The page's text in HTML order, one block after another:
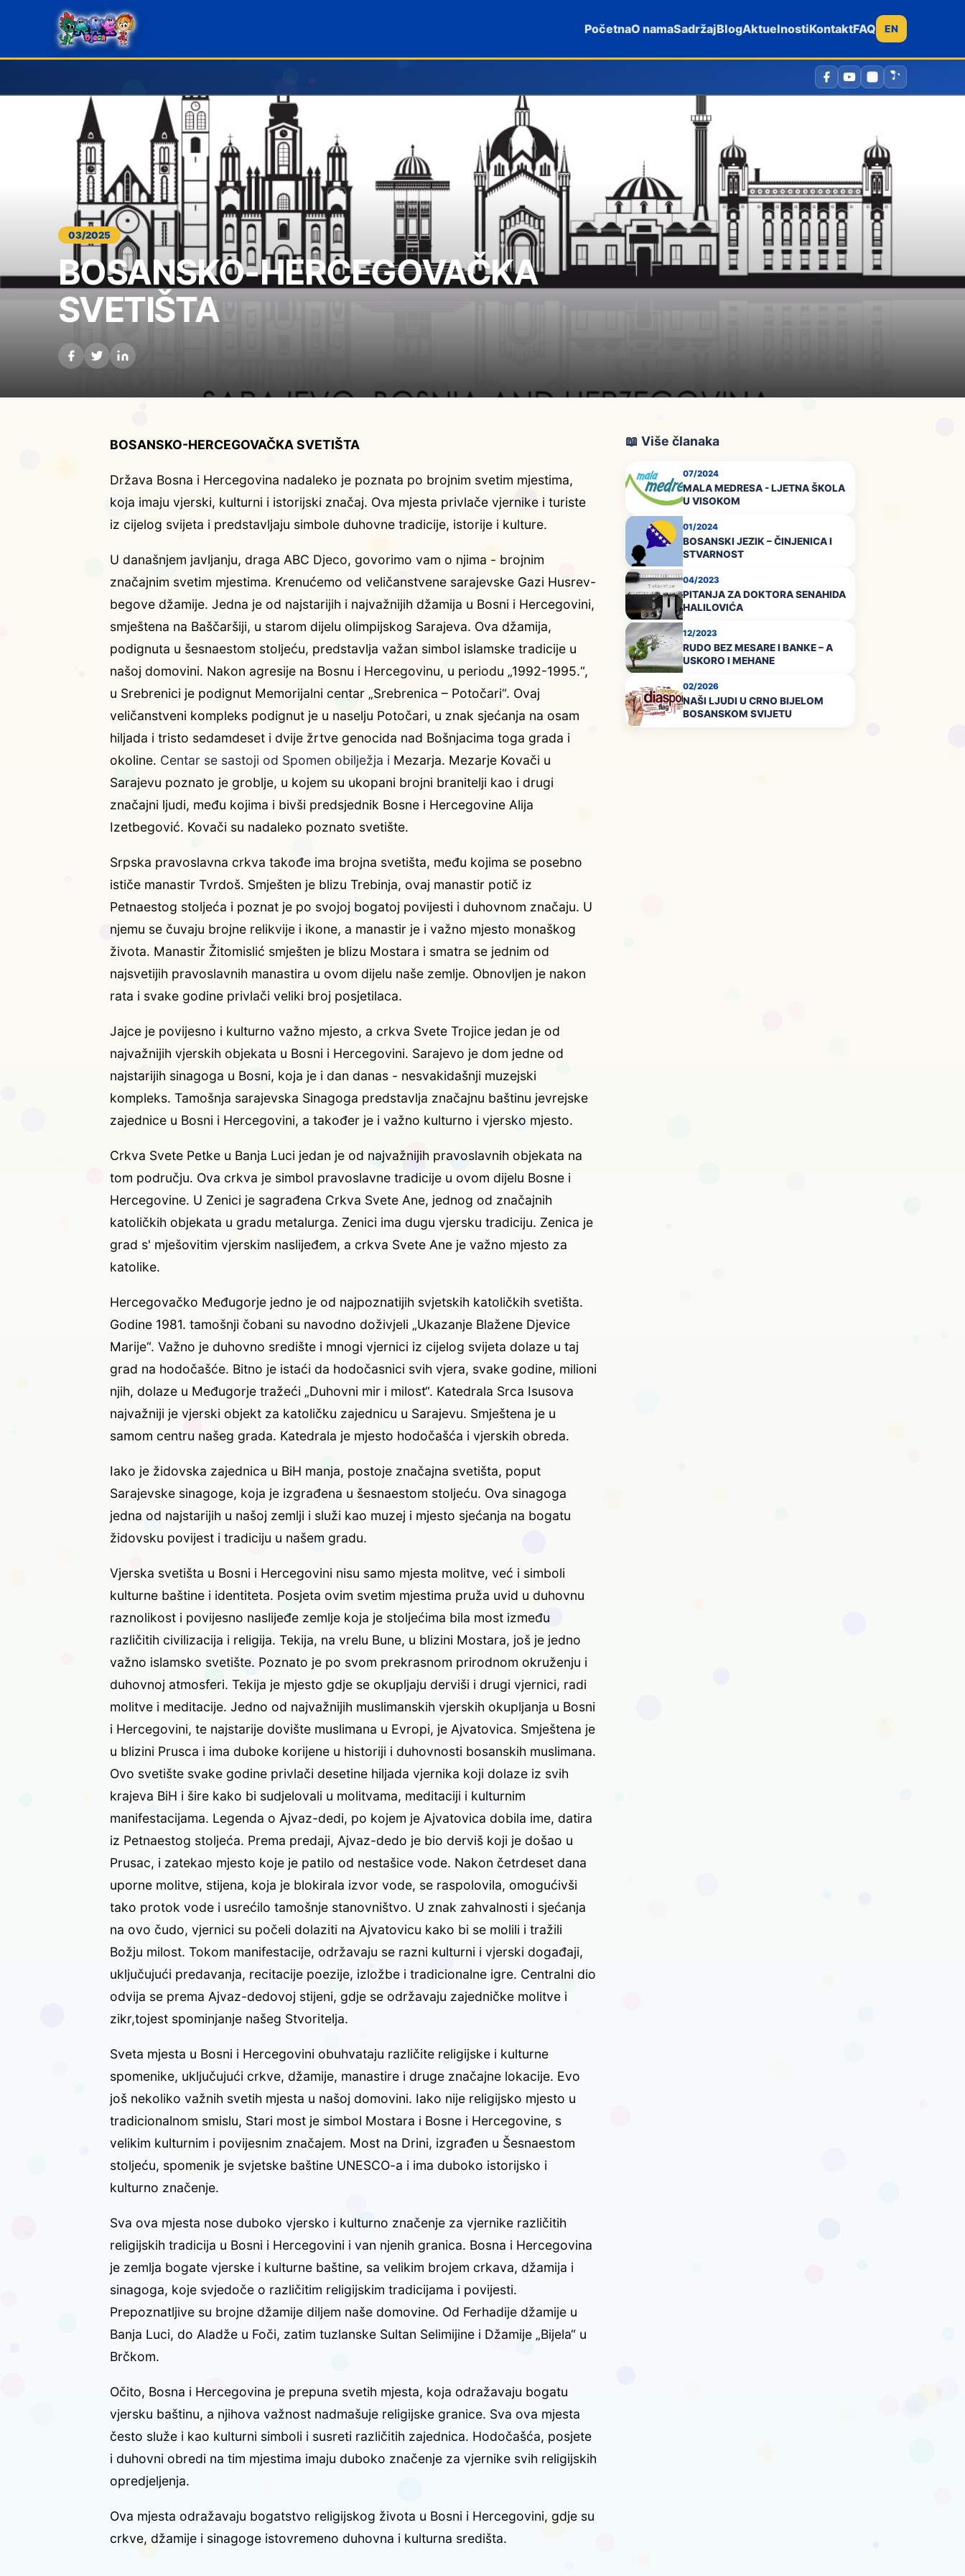
PočetnaO namaSadržajBlogAktuelnostiKontaktFAQ EN
03/2025
BOSANSKO-HERCEGOVAČKA
SVETIŠTA
BOSANSKO-HERCEGOVAČKA SVETIŠTA
Država Bosna i Hercegovina nadaleko je poznata po brojnim svetim mjestima,
koja imaju vjerski, kulturni i istorijski značaj. Ova mjesta privlače vjernike i turiste
iz cijelog svijeta i predstavljaju simbole duhovne tradicije, istorije i kulture.
U današnjem javljanju, draga ABC Djeco, govorimo vam o njima - brojnim
značajnim svetim mjestima. Krenućemo od veličanstvene sarajevske Gazi Husrev-
begove džamije. Jedna je od najstarijih i najvažnijih džamija u Bosni i Hercegovini,
smještena na Baščaršiji, u starom dijelu olimpijskog Sarajeva. Ova džamija,
podignuta u šesnaestom stoljeću, predstavlja važan simbol islamske tradicije u
našoj domovini. Nakon agresije na Bosnu i Hercegovinu, u periodu „1992-1995.“,
u Srebrenici je podignut Memorijalni centar „Srebrenica – Potočari“. Ovaj
veličanstveni kompleks podignut je u naselju Potočari, u znak sjećanja na osam
hiljada i tristo sedamdeset i dvije žrtve genocida nad Bošnjacima toga grada i
okoline. Centar se sastoji od Spomen obilježja i Mezarja. Mezarje Kovači u
Sarajevu poznato je groblje, u kojem su ukopani brojni branitelji kao i drugi
značajni ljudi, među kojima i bivši predsjednik Bosne i Hercegovine Alija
Izetbegović. Kovači su nadaleko poznato svetište.
Srpska pravoslavna crkva takođe ima brojna svetišta, među kojima se posebno
ističe manastir Tvrdoš. Smješten je blizu Trebinja, ovaj manastir potič iz
Petnaestog stoljeća i poznat je po svojoj bogatoj povijesti i duhovnom značaju. U
njemu se čuvaju brojne relikvije i ikone, a manastir je i važno mjesto monaškog
života. Manastir Žitomislić smješten je blizu Mostara i smatra se jednim od
najsvetijih pravoslavnih manastira u ovom dijelu naše zemlje. Obnovljen je nakon
rata i svake godine privlači veliki broj posjetilaca.
Jajce je povijesno i kulturno važno mjesto, a crkva Svete Trojice jedan je od
najvažnijih vjerskih objekata u Bosni i Hercegovini. Sarajevo je dom jedne od
najstarijih sinagoga u Bosni, koja je i dan danas - nesvakidašnji muzejski
kompleks. Tamošnja sarajevska Sinagoga predstavlja značajnu baštinu jevrejske
zajednice u Bosni i Hercegovini, a također je i važno kulturno i vjersko mjesto.
Crkva Svete Petke u Banja Luci jedan je od najvažnijih pravoslavnih objekata na
tom području. Ova crkva je simbol pravoslavne tradicije u ovom dijelu Bosne i
Hercegovine. U Zenici je sagrađena Crkva Svete Ane, jednog od značajnih
katoličkih objekata u gradu metalurga. Zenici ima dugu vjersku tradiciju. Zenica je
grad s' mješovitim vjerskim naslijeđem, a crkva Svete Ane je važno mjesto za
katolike.
Hercegovačko Međugorje jedno je od najpoznatijih svjetskih katoličkih svetišta.
Godine 1981. tamošnji čobani su navodno doživjeli „Ukazanje Blažene Djevice
Marije“. Važno je duhovno središte i mnogi vjernici iz cijelog svijeta dolaze u taj
grad na hodočašće. Bitno je istaći da hodočasnici svih vjera, svake godine, milioni
njih, dolaze u Međugorje tražeći „Duhovni mir i milost“. Katedrala Srca Isusova
najvažniji je vjerski objekt za katoličku zajednicu u Sarajevu. Smještena je u
samom centru našeg grada. Katedrala je mjesto hodočašća i vjerskih obreda.
Iako je židovska zajednica u BiH manja, postoje značajna svetišta, poput
Sarajevske sinagoge, koja je izgrađena u šesnaestom stoljeću. Ova sinagoga
jedna od najstarijih u našoj zemlji i služi kao muzej i mjesto sjećanja na bogatu
židovsku povijest i tradiciju u našem gradu.
Vjerska svetišta u Bosni i Hercegovini nisu samo mjesta molitve, već i simboli
kulturne baštine i identiteta. Posjeta ovim svetim mjestima pruža uvid u duhovnu
raznolikost i povijesno naslijeđe zemlje koja je stoljećima bila most između
različitih civilizacija i religija. Tekija, na vrelu Bune, u blizini Mostara, još je jedno
važno islamsko svetište. Poznato je po svom prekrasnom prirodnom okruženju i
duhovnoj atmosferi. Tekija je mjesto gdje se okupljaju derviši i drugi vjernici, radi
molitve i meditacije. Jedno od najvažnijih muslimanskih vjerskih okupljanja u Bosni
i Hercegovini, te najstarije dovište muslimana u Evropi, je Ajvatovica. Smještena je
u blizini Prusca i ima duboke korijene u historiji i duhovnosti bosanskih muslimana.
Ovo svetište svake godine privlači desetine hiljada vjernika koji dolaze iz svih
krajeva BiH i šire kako bi sudjelovali u molitvama, meditaciji i kulturnim
manifestacijama. Legenda o Ajvaz-dedi, po kojem je Ajvatovica dobila ime, datira
iz Petnaestog stoljeća. Prema predaji, Ajvaz-dedo je bio derviš koji je došao u
Prusac, i zatekao mjesto koje je patilo od nestašice vode. Nakon četrdeset dana
uporne molitve, stijena, koja je blokirala izvor vode, se raspolovila, omogućivši
tako protok vode i usrećilo tamošnje stanovništvo. U znak zahvalnosti i sjećanja
na ovo čudo, vjernici su počeli dolaziti na Ajvatovicu kako bi se molili i tražili
Božju milost. Tokom manifestacije, održavaju se razni kulturni i vjerski događaji,
uključujući predavanja, recitacije poezije, izložbe i tradicionalne igre. Centralni dio
odvija se prema Ajvaz-dedovoj stijeni, gdje se održavaju zajedničke molitve i
zikr,tojest spominjanje našeg Stvoritelja.
Sveta mjesta u Bosni i Hercegovini obuhvataju različite religijske i kulturne
spomenike, uključujući crkve, džamije, manastire i druge značajne lokacije. Evo
još nekoliko važnih svetih mjesta u našoj domovini. Iako nije religijsko mjesto u
tradicionalnom smislu, Stari most je simbol Mostara i Bosne i Hercegovine, s
velikim kulturnim i povijesnim značajem. Most na Drini, izgrađen u Šesnaestom
stoljeću, spomenik je svjetske baštine UNESCO-a i ima duboko istorijsko i
kulturno značenje.
Sva ova mjesta nose duboko vjersko i kulturno značenje za vjernike različitih
religijskih tradicija u Bosni i Hercegovini i van njenih granica. Bosna i Hercegovina
je zemlja bogate vjerske i kulturne baštine, sa velikim brojem crkava, džamija i
sinagoga, koje svjedoče o različitim religijskim tradicijama i povijesti.
Prepoznatljive su brojne džamije diljem naše domovine. Od Ferhadije džamije u
Banja Luci, do Aladže u Foči, zatim tuzlanske Sultan Selimijine i Džamije „Bijela“ u
Brčkom.
Očito, Bosna i Hercegovina je prepuna svetih mjesta, koja odražavaju bogatu
vjersku baštinu, a njihova važnost nadmašuje religijske granice. Sva ova mjesta
često služe i kao kulturni simboli i susreti različitih zajednica. Hodočašća, posjete
i duhovni obredi na tim mjestima imaju duboko značenje za vjernike svih religijskih
opredjeljenja.
Ova mjesta odražavaju bogatstvo religijskog života u Bosni i Hercegovini, gdje su
crkve, džamije i sinagoge istovremeno duhovna i kulturna središta.
📖 Više članaka
07/2024
MALA MEDRESA - LJETNA ŠKOLA
U VISOKOM
01/2024
BOSANSKI JEZIK – ČINJENICA I
STVARNOST
04/2023
PITANJA ZA DOKTORA SENAHIDA
HALILOVIĆA
12/2023
RUDO BEZ MESARE I BANKE – A
USKORO I MEHANE
02/2026
NAŠI LJUDI U CRNO BIJELOM
BOSANSKOM SVIJETU